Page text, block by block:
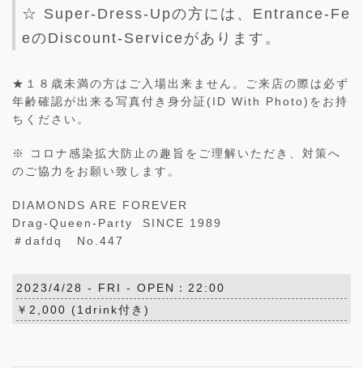
☆ Super-Dress-Upの方には、Entrance-Fe
eのDiscount-Serviceがあります。
★１８歳未満の方はご入場出来ません。ご来店の際は必ず
年齢確認が出来る写真付き身分証(ID With Photo)をお持
ちください。
※ コロナ感染拡大防止の趣旨をご理解いただき、対策へ
のご協力をお願い致します。
DIAMONDS ARE FOREVER
Drag-Queen-Party SINCE 1989
＃dafdq No.447
2023/4/28 - FRI - OPEN：22:00
￥2,000 (1drink付き)